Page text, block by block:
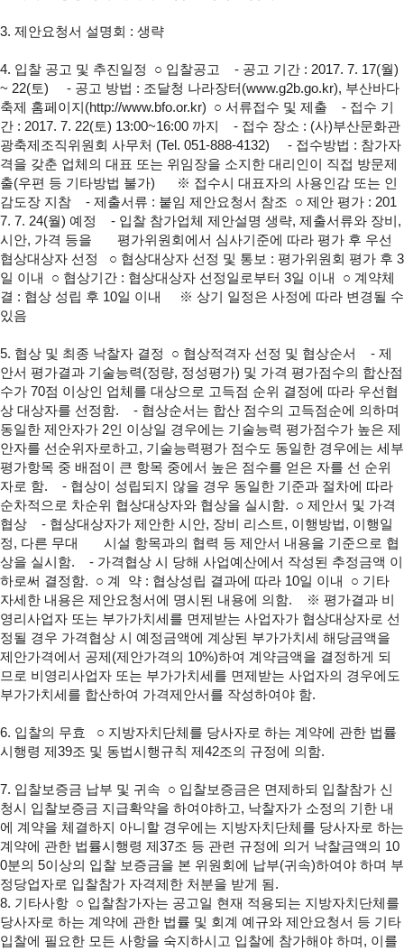
3. 제안요청서 설명회 : 생략
4. 입찰 공고 및 추진일정 ○ 입찰공고
- 공고 기간 : 2017. 7. 17(월)
~ 22(토)
- 공고 방법 : 조달청 나라장터(www.g2b.go.kr), 부산바다
축제 홈페이지(http://www.bfo.or.kr) ○ 서류접수 및 제출 - 접수 기
간 : 2017. 7. 22(토) 13:00~16:00 까지
- 접수 장소 : (사)부산문화관
광축제조직위원회 사무처 (Tel. 051-888-4132)
- 접수방법 : 참가자
격을 갖춘 업체의 대표 또는 위임장을 소지한 대리인이 직접 방문제
출(우편 등 기타방법 불가) ※ 접수시 대표자의 사용인감 또는 인
감도장 지참 - 제출서류 : 붙임 제안요청서 참조 ○ 제안 평가 : 201
7. 7. 24(월) 예정
- 입찰 참가업체 제안설명 생략, 제출서류와 장비,
시안, 가격 등을 평가위원회에서 심사기준에 따라 평가 후 우선
협상대상자 선정
○ 협상대상자 선정 및 통보 : 평가위원회 평가 후 3
일 이내
○ 협상기간 : 협상대상자 선정일로부터 3일 이내
○ 계약체
결 : 협상 성립 후 10일 이내
※ 상기 일정은 사정에 따라 변경될 수
있음
5. 협상 및 최종 낙찰자 결정 ○ 협상적격자 선정 및 협상순서
- 제
안서 평가결과 기술능력(정량, 정성평가) 및 가격 평가점수의 합산점
수가 70점 이상인 업체를 대상으로 고득점 순위 결정에 따라 우선협
상 대상자를 선정함. - 협상순서는 합산 점수의 고득점순에 의하며
동일한 제안자가 2인 이상일 경우에는 기술능력 평가점수가 높은 제
안자를 선순위자로하고, 기술능력평가 점수도 동일한 경우에는 세부
평가항목 중 배점이 큰 항목 중에서 높은 점수를 얻은 자를 선 순위
자로 함. - 협상이 성립되지 않을 경우 동일한 기준과 절차에 따라
순차적으로 차순위 협상대상자와 협상을 실시함. ○ 제안서 및 가격
협상 - 협상대상자가 제안한 시안, 장비 리스트, 이행방법, 이행일
정, 다른 무대
시설 항목과의 협력 등 제안서 내용을 기준으로 협
상을 실시함. - 가격협상 시 당해 사업예산에서 작성된 추정금액 이
하로써 결정함. ○ 계 약 : 협상성립 결과에 따라 10일 이내
○ 기타
자세한 내용은 제안요청서에 명시된 내용에 의함. ※ 평가결과 비
영리사업자 또는 부가가치세를 면제받는 사업자가 협상대상자로 선
정될 경우 가격협상 시 예정금액에 계상된 부가가치세 해당금액을
제안가격에서 공제(제안가격의 10%)하여 계약금액을 결정하게 되
므로 비영리사업자 또는 부가가치세를 면제받는 사업자의 경우에도
부가가치세를 합산하여 가격제안서를 작성하여야 함.
6. 입찰의 무효
○ 지방자치단체를 당사자로 하는 계약에 관한 법률
시행령 제39조 및 동법시행규칙 제42조의 규정에 의함.
7. 입찰보증금 납부 및 귀속 ○ 입찰보증금은 면제하되 입찰참가 신
청시 입찰보증금 지급확약을 하여야하고, 낙찰자가 소정의 기한 내
에 계약을 체결하지 아니할 경우에는 지방자치단체를 당사자로 하는
계약에 관한 법률시행령 제37조 등 관련 규정에 의거 낙찰금액의 10
0분의 5이상의 입찰 보증금을 본 위원회에 납부(귀속)하여야 하며 부
정당업자로 입찰참가 자격제한 처분을 받게 됨.
8. 기타사항 ○ 입찰참가자는 공고일 현재 적용되는 지방자치단체를
당사자로 하는 계약에 관한 법률 및 회계 예규와 제안요청서 등 기타
입찰에 필요한 모든 사항을 숙지하시고 입찰에 참가해야 하며, 이를